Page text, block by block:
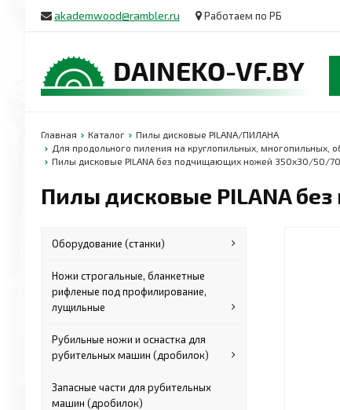
akademwood@rambler.ru Работаем по РБ
Главная Каталог
Пилы дисковые PILANA/ПИЛАНА
Для продольного пиления на круглопильных,
Пилы дисковые PILANA без подчищающих ножей 350x30/50/
Пилы дисковые PILANA
Оборудование (станки)
Ножи строгальные, бланкетные
рифленые под профилирование,
лущильные
Рубильные ножи и оснастка для
рубительных машин (дробилок)
Запасные части для рубительных
машин (дробилок)